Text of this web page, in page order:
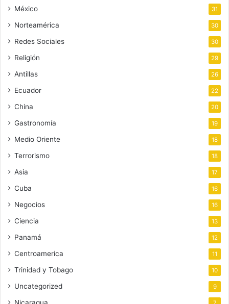
México 31
Norteamérica 30
Redes Sociales 30
Religión 29
Antillas 26
Ecuador 22
China 20
Gastronomía 19
Medio Oriente 18
Terrorismo 18
Asia 17
Cuba 16
Negocios 16
Ciencia 13
Panamá 12
Centroamerica 11
Trinidad y Tobago 10
Uncategorized 9